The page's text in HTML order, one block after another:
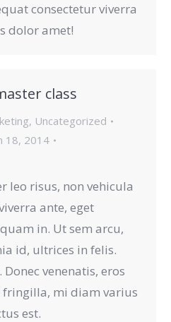
consectetur viverra
dolor amet!
class
, Uncategorized
18, 2014
leo risus, non vehicula
ante, eget
in. Ut sem arcu,
id, ultrices in felis.
venenatis, eros
mi diam varius
est.